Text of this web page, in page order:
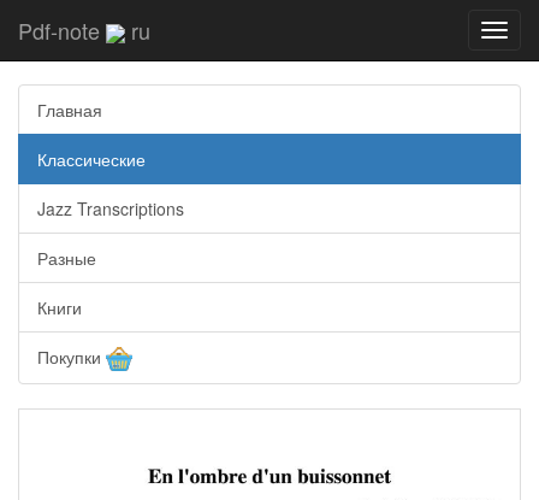
Pdf-note ru
Главная
Классические
Jazz Transcriptions
Разные
Книги
Покупки